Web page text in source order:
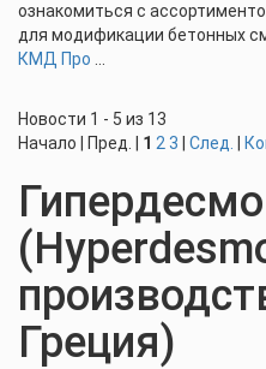
ознакомиться с
для модификации бетонных
КМД Про
Новости 1 - 5 из 13
Начало | Пред. | 1 2 3 След.
Гипердесмо
Греция)